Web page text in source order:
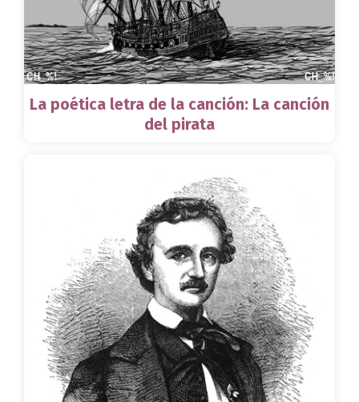
La poética letra de la canción: La canción
del pirata